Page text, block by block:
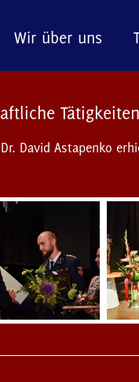
Wir über uns
Tätigkeiten
David Astapenko